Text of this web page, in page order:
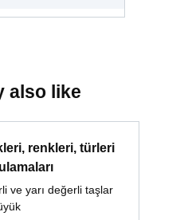
also like
renkleri, türleri
ve yarı değerli taşlar